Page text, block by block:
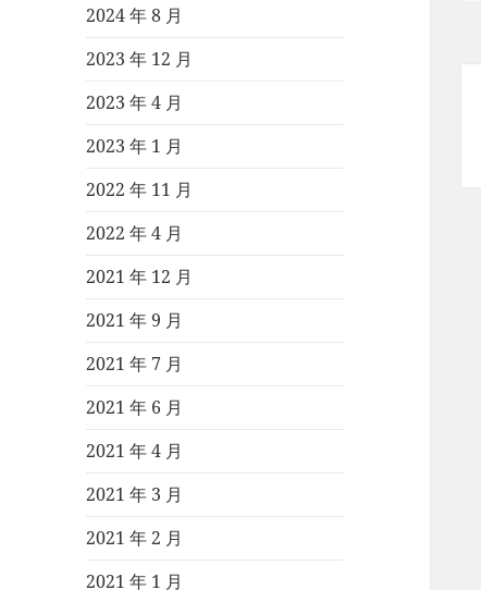
2024 年 8 月
2023 年 12 月
2023 年 4 月
2023 年 1 月
2022 年 11 月
2022 年 4 月
2021 年 12 月
2021 年 9 月
2021 年 7 月
2021 年 6 月
2021 年 4 月
2021 年 3 月
2021 年 2 月
2021 年 1 月